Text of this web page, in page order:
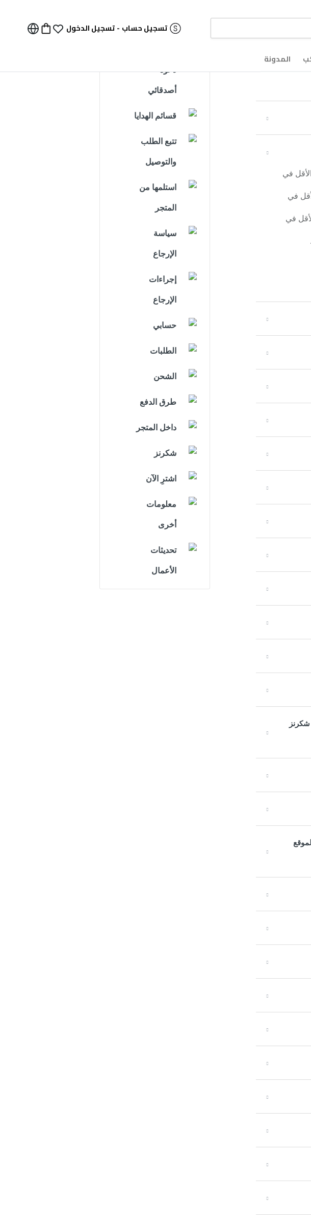
المدونة
تسجيل حساب -تسجيل الدخول
مؤهلة على الأقل في
على الأقل في
مؤهلة على الأقل في
دعوة
أصدقائي
قسائم الهدايا
تتبع الطلب
والتوصيل
استلمها من
المتجر
سياسة
الإرجاع
إجراءات
الإرجاع
حسابي
الطلبات
الشحن
طرق الدفع
داخل المتجر
شكرنز
اشترِ الآن
معلومات
أخرى
تحديثات
الأعمال